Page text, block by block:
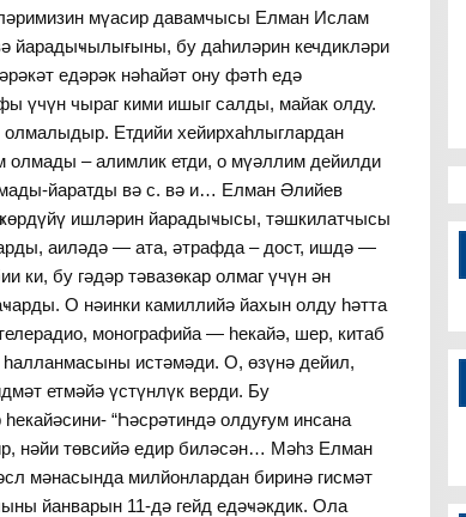
мүасир давамчысы Елман Ислам
йарадыҹылығыны, бу даһиләрин кечдикләри
едәрәк нәһайәт ону фәтһ едә
үчүн чыраг кими ишыг салды, майак олду.
Етдийи хейирхаһлыглардан
олмады – алимлик етди, о мүәллим дейилди
йаратды вә с. вә и… Елман Әлийев
ишләрин йарадыҹысы, тәшкилатчысы
аиләдә — ата, әтрафда – дост, ишдә —
ки, бу гәдәр тәвазөкар олмаг үчүн ән
О нәинки камиллийә йахын олду һәтта
монографийа — һекайә, шер, китаб
истәмәди. О, өзүнә дейил,
етмәйә үстүнлүк верди. Бу
“Һәсрәтиндә олдуғум инсана
нәйи төвсийә едир биләсән… Мәһз Елман
мәнасында милйонлардан биринә гисмәт
йанварын 11-дә гейд едәҹәкдик. Ола